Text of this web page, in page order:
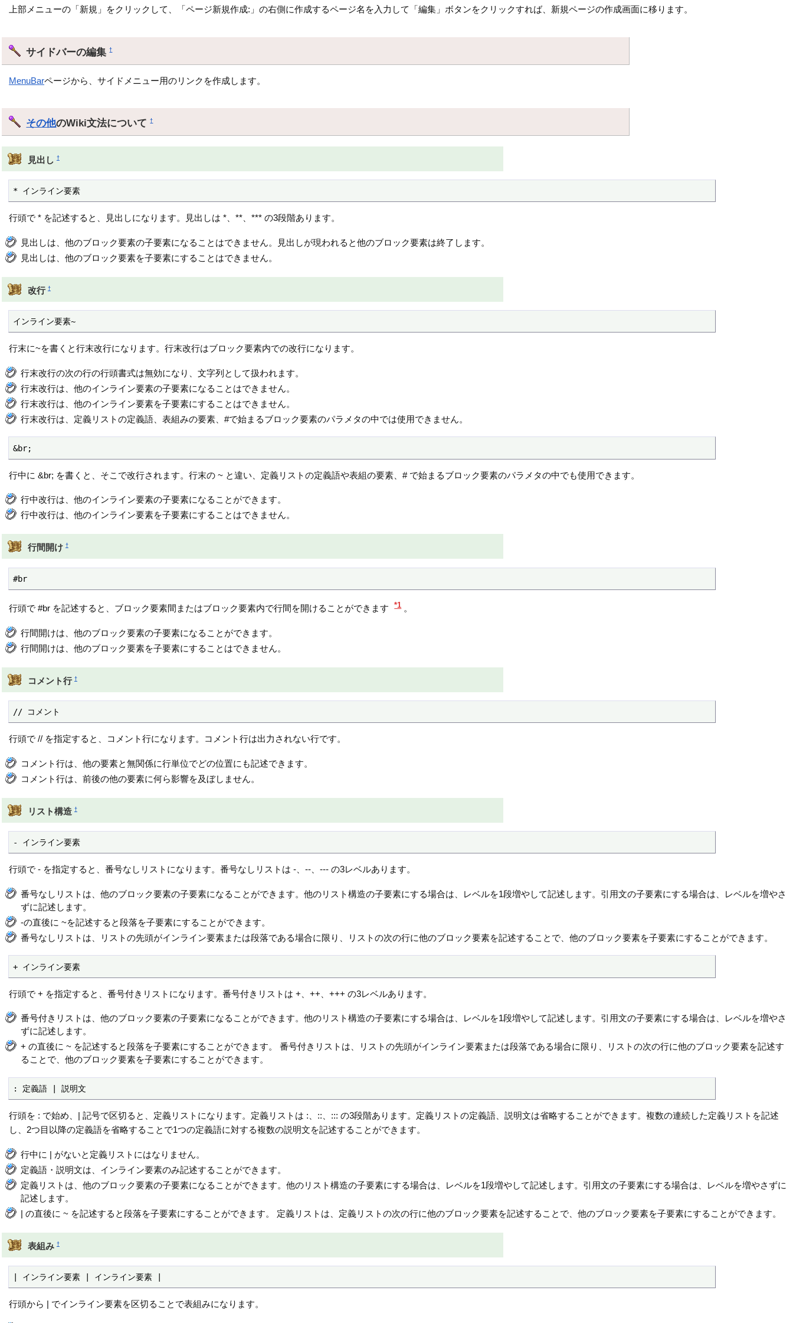
上部メニューの「新規」をクリックして、「ページ新規作成:」の右側に作成するページ名を入力して「編集」ボタンをクリックすれば、新規ページの作成画面に移ります。
サイドバーの編集†
MenuBarページから、サイドメニュー用のリンクを作成します。
その他のWiki文法について†
見出し †
* インライン要素
行頭で * を記述すると、見出しになります。見出しは *、**、*** の3段階あります。
見出しは、他のブロック要素の子要素になることはできません。見出しが現われると他のブロック要素は終了します。
見出しは、他のブロック要素を子要素にすることはできません。
改行 †
インライン要素~
行末に~を書くと行末改行になります。行末改行はブロック要素内での改行になります。
行末改行の次の行の行頭書式は無効になり、文字列として扱われます。
行末改行は、他のインライン要素の子要素になることはできません。
行末改行は、他のインライン要素を子要素にすることはできません。
行末改行は、定義リストの定義語、表組みの要素、#で始まるブロック要素のパラメタの中では使用できません。
&br;
行中に &br; を書くと、そこで改行されます。行末の ~ と違い、定義リストの定義語や表組の要素、# で始まるブロック要素のパラメタの中でも使用できます。
行中改行は、他のインライン要素の子要素になることができます。
行中改行は、他のインライン要素を子要素にすることはできません。
行間開け †
#br
行頭で #br を記述すると、ブロック要素間またはブロック要素内で行間を開けることができます *1 。
行間開けは、他のブロック要素の子要素になることができます。
行間開けは、他のブロック要素を子要素にすることはできません。
コメント行 †
// コメント
行頭で // を指定すると、コメント行になります。コメント行は出力されない行です。
コメント行は、他の要素と無関係に行単位でどの位置にも記述できます。
コメント行は、前後の他の要素に何ら影響を及ぼしません。
リスト構造 †
- インライン要素
行頭で - を指定すると、番号なしリストになります。番号なしリストは -、--、--- の3レベルあります。
番号なしリストは、他のブロック要素の子要素になることができます。他のリスト構造の子要素にする場合は、レベルを1段増やして記述します。引用文の子要素にする場合は、レベルを増やさ
ずに記述します。
-の直後に ~を記述すると段落を子要素にすることができます。
番号なしリストは、リストの先頭がインライン要素または段落である場合に限り、リストの次の行に他のブロック要素を記述することで、他のブロック要素を子要素にすることができます。
+ インライン要素
行頭で + を指定すると、番号付きリストになります。番号付きリストは +、++、+++ の3レベルあります。
番号付きリストは、他のブロック要素の子要素になることができます。他のリスト構造の子要素にする場合は、レベルを1段増やして記述します。引用文の子要素にする場合は、レベルを増やさ
ずに記述します。
+ の直後に ~ を記述すると段落を子要素にすることができます。 番号付きリストは、リストの先頭がインライン要素または段落である場合に限り、リストの次の行に他のブロック要素を記述す
ることで、他のブロック要素を子要素にすることができます。
: 定義語 | 説明文
行頭を : で始め、| 記号で区切ると、定義リストになります。定義リストは :、::、::: の3段階あります。定義リストの定義語、説明文は省略することができます。複数の連続した定義リストを記述
し、2つ目以降の定義語を省略することで1つの定義語に対する複数の説明文を記述することができます。
行中に | がないと定義リストにはなりません。
定義語・説明文は、インライン要素のみ記述することができます。
定義リストは、他のブロック要素の子要素になることができます。他のリスト構造の子要素にする場合は、レベルを1段増やして記述します。引用文の子要素にする場合は、レベルを増やさずに
記述します。
| の直後に ~ を記述すると段落を子要素にすることができます。 定義リストは、定義リストの次の行に他のブロック要素を記述することで、他のブロック要素を子要素にすることができます。
表組み †
| インライン要素 | インライン要素 |
行頭から | でインライン要素を区切ることで表組みになります。